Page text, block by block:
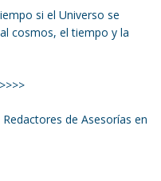
si el Universo se
cosmos, el tiempo y la
>>>>
de Asesorías en